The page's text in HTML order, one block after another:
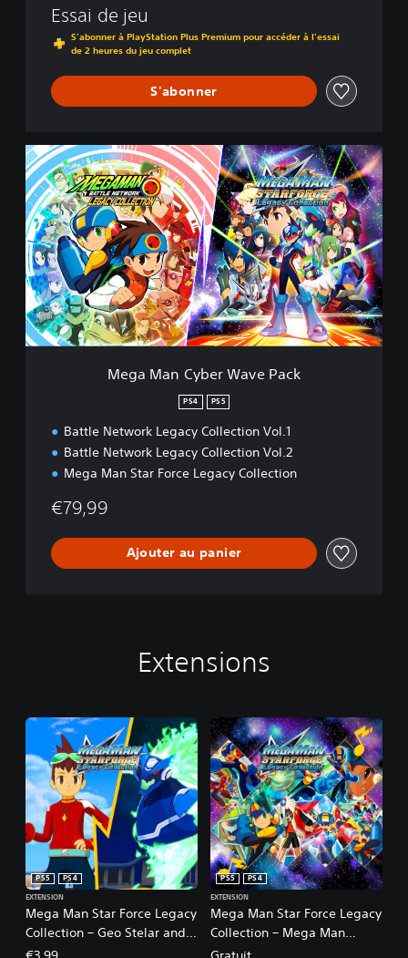
Essai de jeu
S'abonner à PlayStation Plus Premium pour accéder à l'essai
de 2 heures du jeu complet
S'abonner
M
e
g
a
M
a
n
C
y
b
e
r
Mega Man Cyber Wave Pack
PS4 PS5
Battle Network Legacy Collection Vol.1
Battle Network Legacy Collection Vol.2
Mega Man Star Force Legacy Collection
€79,99
Ajouter au panier
Extensions
Mega Man Star Force Legacy
Collection – Geo Stelar and
Omega-Xis Character Model
PS5
PS4
EXTENSION
Mega Man Star Force Legacy
Collection – Mega Man
Battle Network Series BGM
PS5
PS4
EXTENSION